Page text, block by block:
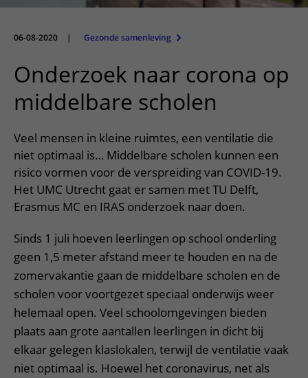
Onderzoeken en diagnostiek
Bloedprikken
Wachttijden
Wijzigen patiëntgegevens
Mijn UMC Utrecht patiëntportaal
Faciliteiten en voorzieningen
Bezoekregels
Parkeren
Wegwijs in het ziekenhuis
Contact met verpleegafdeling
Het Wilhelmina Kinderziekenhuis
Diagnostiek aanvragen
Zorgverlenersportaal
Onderwijs
Werken bij het UMC Utrecht
06-08-2020 | Gezonde samenleving
Onderzoek naar corona op
middelbare scholen
Veel mensen in kleine ruimtes, een ventilatie die
niet optimaal is… Middelbare scholen kunnen een
risico vormen voor de verspreiding van COVID-19.
Het UMC Utrecht gaat er samen met TU Delft,
Erasmus MC en IRAS onderzoek naar doen.
Sinds 1 juli hoeven leerlingen op school onderling
geen 1,5 meter afstand meer te houden en na de
zomervakantie gaan de middelbare scholen en de
scholen voor voortgezet speciaal onderwijs weer
helemaal open. Veel schoolomgevingen bieden
plaats aan grote aantallen leerlingen in dicht bij
elkaar gelegen klaslokalen, terwijl de ventilatie vaak
niet optimaal is. Hoewel het coronavirus, net als